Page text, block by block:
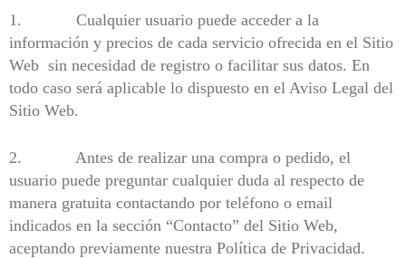
1. Cualquier usuario puede acceder a la
información y precios de cada servicio ofrecida en el Sitio
Web sin necesidad de registro o facilitar sus datos. En
todo caso será aplicable lo dispuesto en el Aviso Legal del
Sitio Web.
2. Antes de realizar una compra o pedido, el
usuario puede preguntar cualquier duda al respecto de
manera gratuita contactando por teléfono o email
indicados en la sección “Contacto” del Sitio Web,
aceptando previamente nuestra Política de Privacidad.